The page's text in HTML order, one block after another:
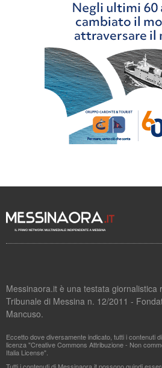
Messinaora.it è una testata giornalistica
Tribunale di Messina n. 12/2011 -
Mancuso.
Eccetto dove diversamente indicato, tutti i contenuti
licenza "Creative Commons Attribuzione - Non
Italia License".